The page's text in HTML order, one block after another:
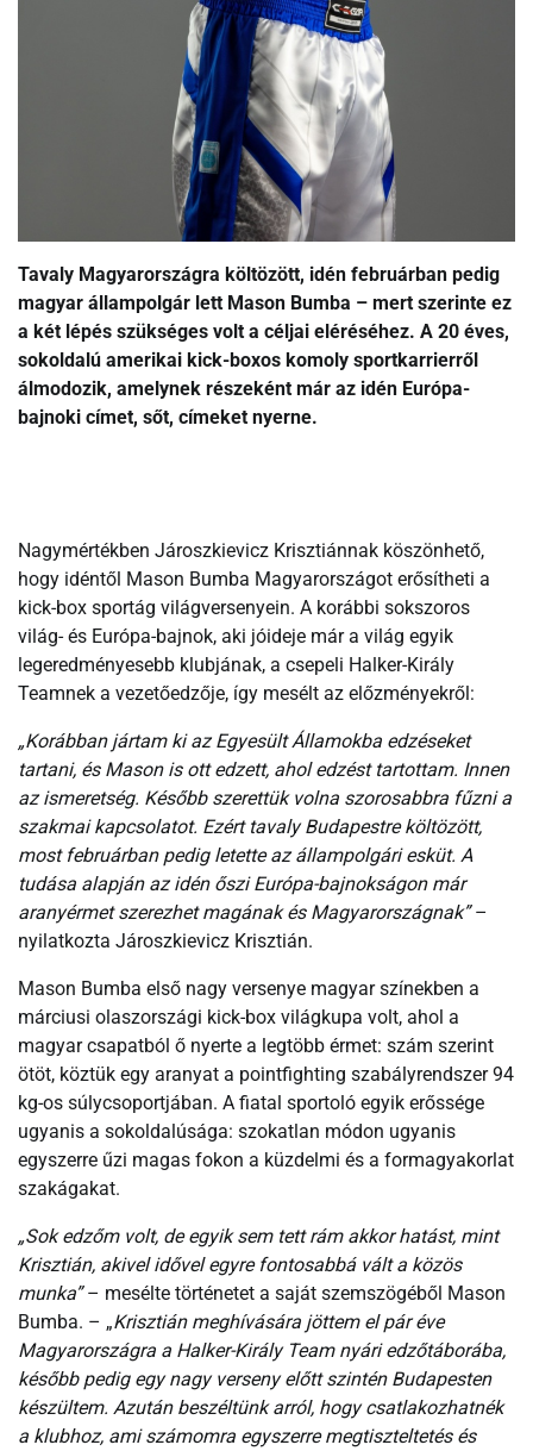
Tavaly Magyarországra költözött, idén februárban pedig
magyar állampolgár lett Mason Bumba – mert szerinte ez
a két lépés szükséges volt a céljai eléréséhez. A 20 éves,
sokoldalú amerikai kick-boxos komoly sportkarrierről
álmodozik, amelynek részeként már az idén Európa-
bajnoki címet, sőt, címeket nyerne.
Nagymértékben Jároszkievicz Krisztiánnak köszönhető,
hogy idéntől Mason Bumba Magyarországot erősítheti a
kick-box sportág világversenyein. A korábbi sokszoros
világ- és Európa-bajnok, aki jóideje már a világ egyik
legeredményesebb klubjának, a csepeli Halker-Király
Teamnek a vezetőedzője, így mesélt az előzményekről:
„Korábban jártam ki az Egyesült Államokba edzéseket
tartani, és Mason is ott edzett, ahol edzést tartottam. Innen
az ismeretség. Később szerettük volna szorosabbra fűzni a
szakmai kapcsolatot. Ezért tavaly Budapestre költözött,
most februárban pedig letette az állampolgári esküt. A
tudása alapján az idén őszi Európa-bajnokságon már
aranyérmet szerezhet magának és Magyarországnak”–
nyilatkozta Jároszkievicz Krisztián.
Mason Bumba első nagy versenye magyar színekben a
márciusi olaszországi kick-box világkupa volt, ahol a
magyar csapatból ő nyerte a legtöbb érmet: szám szerint
ötöt, köztük egy aranyat a pointfighting szabályrendszer 94
kg-os súlycsoportjában. A fiatal sportoló egyik erőssége
ugyanis a sokoldalúsága: szokatlan módon ugyanis
egyszerre űzi magas fokon a küzdelmi és a formagyakorlat
szakágakat.
„Sok edzőm volt, de egyik sem tett rám akkor hatást, mint
Krisztián, akivel idővel egyre fontosabbá vált a közös
munka”– mesélte történetet a saját szemszögéből Mason
Bumba. – „Krisztián meghívására jöttem el pár éve
Magyarországra a Halker-Király Team nyári edzőtáborába,
később pedig egy nagy verseny előtt szintén Budapesten
készültem. Azután beszéltünk arról, hogy csatlakozhatnék
a klubhoz, ami számomra egyszerre megtiszteltetés és